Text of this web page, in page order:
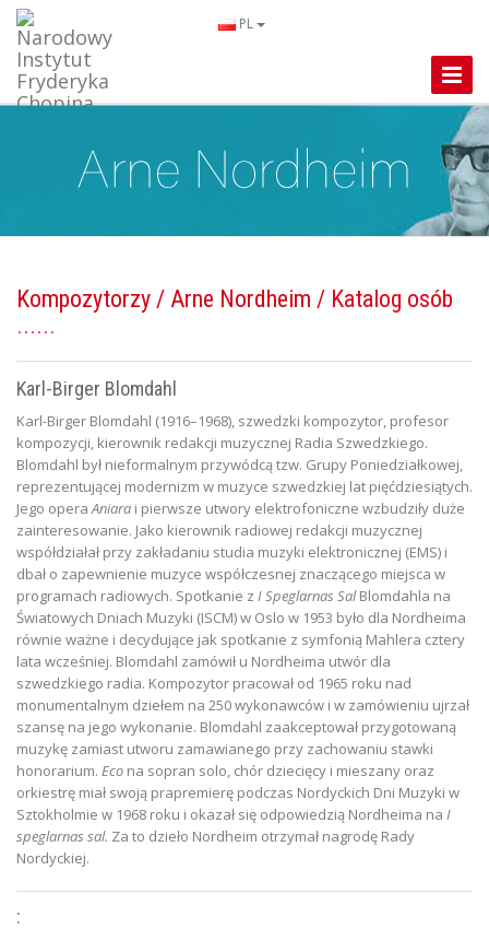
PL
Toggle
Kompozytorzy / Arne Nordheim / Katalog osób
Karl-Birger Blomdahl
Karl-Birger Blomdahl (1916–1968), szwedzki kompozytor, profesor
kompozycji, kierownik redakcji muzycznej Radia Szwedzkiego.
Blomdahl był nieformalnym przywódcą tzw. Grupy Poniedziałkowej,
reprezentującej modernizm w muzyce szwedzkiej lat pięćdziesiątych.
Jego operaAniara i pierwsze utwory elektrofoniczne wzbudziły duże
zainteresowanie. Jako kierownik radiowej redakcji muzycznej
współdziałał przy zakładaniu studia muzyki elektronicznej (EMS) i
dbał o zapewnienie muzyce współczesnej znaczącego miejsca w
programach radiowych. Spotkanie z ISpeglarnas SalBlomdahla na
Światowych Dniach Muzyki (ISCM) w Oslo w 1953 było dla Nordheima
równie ważne i decydujące jak spotkanie z symfonią Mahlera cztery
lata wcześniej. Blomdahl zamówił u Nordheima utwór dla
szwedzkiego radia. Kompozytor pracował od 1965 roku nad
monumentalnym dziełem na 250 wykonawców i w zamówieniu ujrzał
szansę na jego wykonanie. Blomdahl zaakceptował przygotowaną
muzykę zamiast utworu zamawianego przy zachowaniu stawki
honorarium. Eco na sopran solo, chór dziecięcy i mieszany oraz
orkiestrę miał swoją prapremierę podczas Nordyckich Dni Muzyki w
Sztokholmie w 1968 roku i okazał się odpowiedzią Nordheima na I
speglarnas sal. Za to dzieło Nordheim otrzymał nagrodę Rady
Nordyckiej.
: